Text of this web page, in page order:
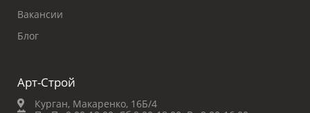
Вакансии
Блог
Арт-Строй
Курган, Макаренко, 16Б/4